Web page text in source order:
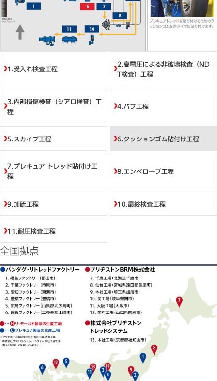
1.受入れ検査工程
2.高電圧による非破壊検査（ND
T検査）工程
3.内部損傷検査（シアロ検査）工
程
4.バフ工程
5.スカイブ工程 6.クッションゴム貼付け工程
7.プレキュア トレッド貼付け工
程
8.エンベロープ工程
9.加硫工程 10.最終検査工程
11.耐圧検査工程
全国拠点